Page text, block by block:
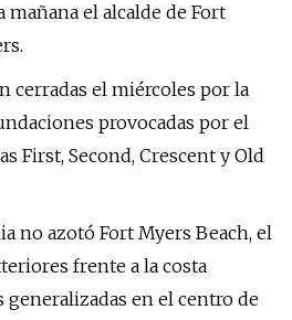
mañana el alcalde de Fort
cerradas el miércoles por la
provocadas por el
First, Second, Crescent y Old
no azotó Fort Myers Beach, el
frente a la costa
en el centro de